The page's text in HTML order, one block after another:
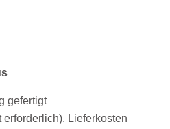
gefertigt
Lieferkosten